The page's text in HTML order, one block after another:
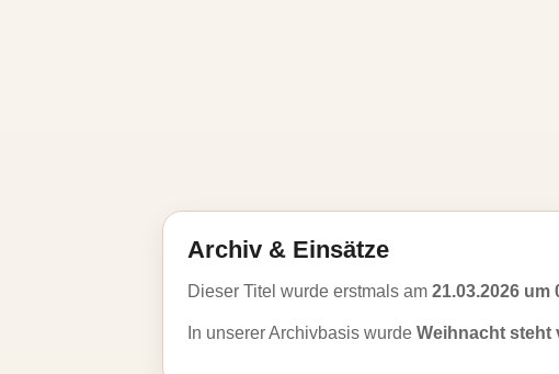
Archiv & Einsätze
Dieser Titel wurde erstmals am 21.03.2026 um
In unserer Archivbasis wurde Weihnacht steht